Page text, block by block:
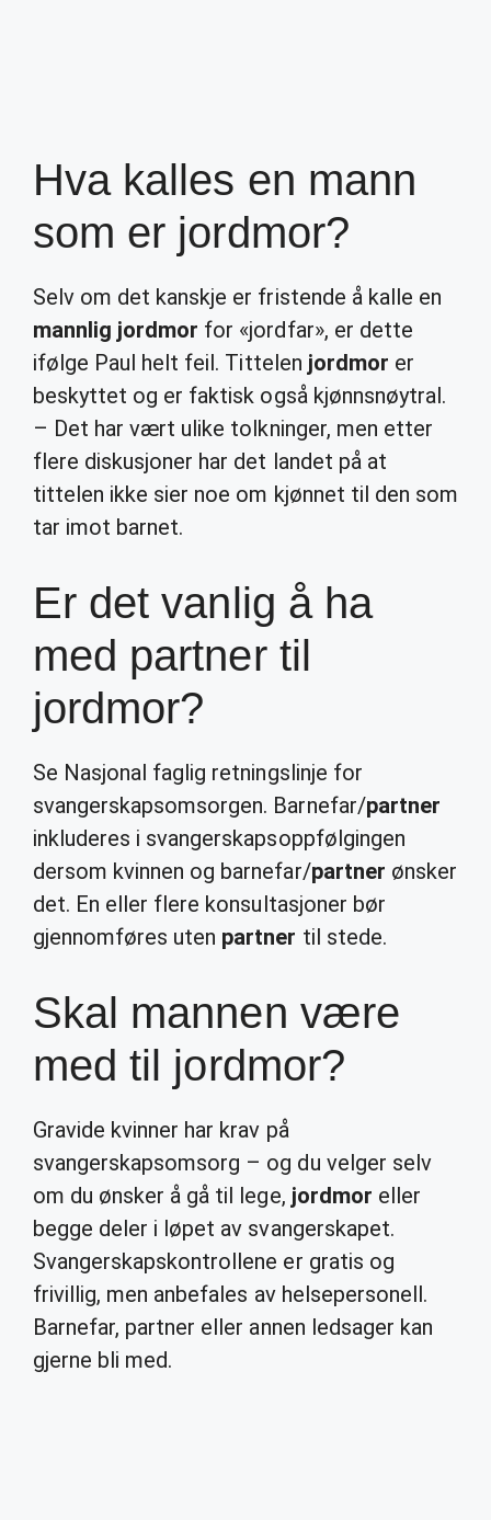
Hva kalles en mann
som er jordmor?
Selv om det kanskje er fristende å kalle en
mannlig jordmor for «jordfar», er dette
ifølge Paul helt feil. Tittelen jordmor er
beskyttet og er faktisk også kjønnsnøytral.
– Det har vært ulike tolkninger, men etter
flere diskusjoner har det landet på at
tittelen ikke sier noe om kjønnet til den som
tar imot barnet.
Er det vanlig å ha
med partner til
jordmor?
Se Nasjonal faglig retningslinje for
svangerskapsomsorgen. Barnefar/partner
inkluderes i svangerskapsoppfølgingen
dersom kvinnen og barnefar/partner ønsker
det. En eller flere konsultasjoner bør
gjennomføres uten partner til stede.
Skal mannen være
med til jordmor?
Gravide kvinner har krav på
svangerskapsomsorg – og du velger selv
om du ønsker å gå til lege, jordmor eller
begge deler i løpet av svangerskapet.
Svangerskapskontrollene er gratis og
frivillig, men anbefales av helsepersonell.
Barnefar, partner eller annen ledsager kan
gjerne bli med.